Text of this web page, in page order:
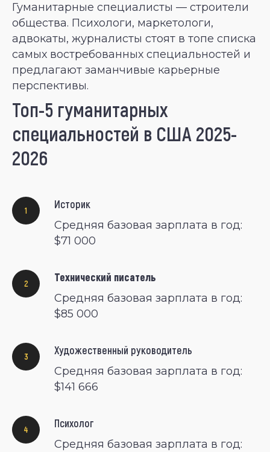
Гуманитарные специалисты — строители
общества. Психологи, маркетологи,
адвокаты, журналисты стоят в топе списка
самых востребованных специальностей и
предлагают заманчивые карьерные
перспективы.
Топ-5 гуманитарных
специальностей в США 2025-
2026
Историк
Средняя базовая зарплата в год:
$71 000
Технический писатель
Средняя базовая зарплата в год:
$85 000
Художественный руководитель
Средняя базовая зарплата в год:
$141 666
Психолог
Средняя базовая зарплата в год: